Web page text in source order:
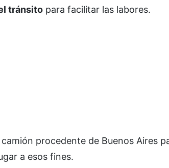
tránsito para facilitar las labores.
procedente de Buenos Aires
a esos fines.